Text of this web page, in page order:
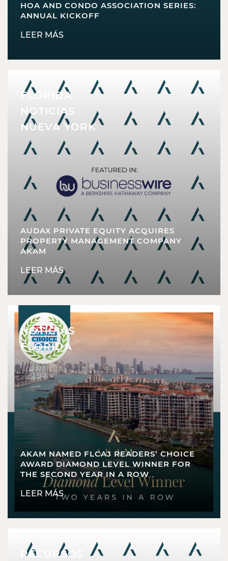
HOA AND CONDO ASSOCIATION SERIES:
ANNUAL KICKOFF
LEER MÁS
FLORIDA
NOTICIAS
NUEVA YORK
AUDAX PRIVATE EQUITY ACQUIRES
PROPERTY MANAGEMENT COMPANY
AKAM
LEER MÁS
NOTICIAS
FLORIDA
AKAM NAMED FLCAJ READERS’ CHOICE
AWARD DIAMOND LEVEL WINNER FOR
THE SECOND YEAR IN A ROW
LEER MÁS
RECURSOS